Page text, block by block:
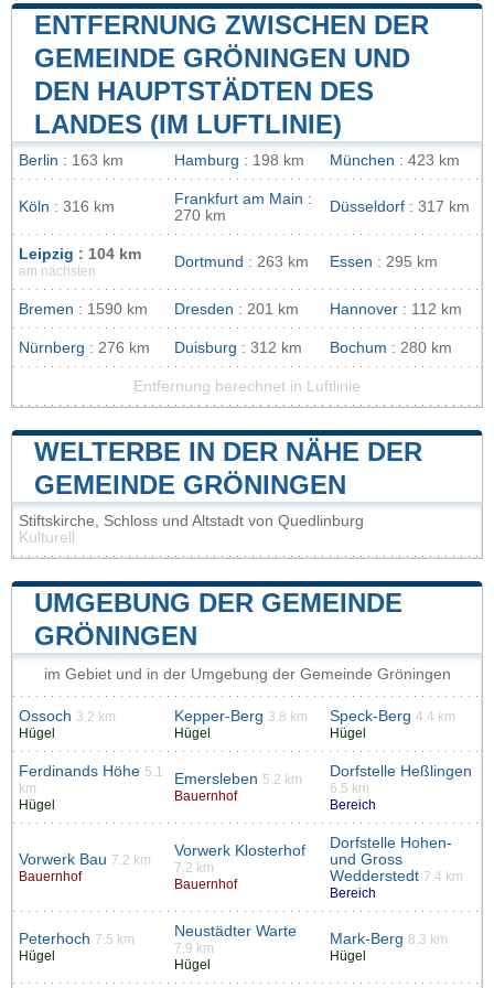
ENTFERNUNG ZWISCHEN DER
GEMEINDE GRÖNINGEN UND
DEN HAUPTSTÄDTEN DES
LANDES (IM LUFTLINIE)
Berlin : 163 km Hamburg : 198 km München : 423 km
Köln : 316 km Frankfurt am Main :
270 km
Düsseldorf : 317 km
Leipzig : 104 km
am nächsten
Dortmund : 263 km Essen : 295 km
Bremen : 1590 km Dresden : 201 km Hannover : 112 km
Nürnberg : 276 km Duisburg : 312 km Bochum : 280 km
Entfernung berechnet in Luftlinie
WELTERBE IN DER NÄHE DER
GEMEINDE GRÖNINGEN
Stiftskirche, Schloss und Altstadt von Quedlinburg
Kulturell
UMGEBUNG DER GEMEINDE
GRÖNINGEN
im Gebiet und in der Umgebung der Gemeinde Gröningen
Ossoch 3.2 km
Hügel
Kepper-Berg 3.8 km
Hügel
Speck-Berg 4.4 km
Hügel
Ferdinands Höhe 5.1
km
Hügel
Emersleben 5.2 km
Bauernhof
Dorfstelle Heßlingen
6.5 km
Bereich
Vorwerk Bau 7.2 km
Bauernhof
Vorwerk Klosterhof
7.2 km
Bauernhof
Dorfstelle Hohen-
und Gross
Wedderstedt 7.4 km
Bereich
Peterhoch 7.5 km
Hügel
Neustädter Warte
7.9 km
Hügel
Mark-Berg 8.3 km
Hügel